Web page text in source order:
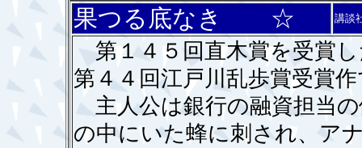
果つる底なき ☆ 講談
第１４５回直木賞を受賞
第４４回江戸川乱歩賞受賞
主人公は銀行の融資担当
の中にいた蜂に刺され、ア